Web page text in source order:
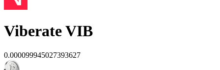
ViberateVIB
0.000099945027393627